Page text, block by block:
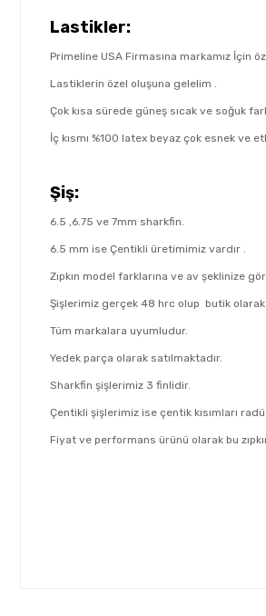
Lastikler:
Primeline USA Firmasına markamız
Lastiklerin özel oluşuna gelelim .
Çok kısa sürede güneş sıcak ve soğuk
İç kısmı %100 latex beyaz çok esnek ve
Şiş:
6.5 ,6.75 ve 7mm sharkfin.
6.5 mm ise Çentikli üretimimiz vardır .
Zıpkın model farklarına ve av şeklinize
Şişlerimiz gerçek 48 hrc olup butik
Tüm markalara uyumludur.
Yedek parça olarak satılmaktadır.
Sharkfin şişlerimiz 3 finlidir.
Çentikli şişlerimiz ise çentik kısımları
Fiyat ve performans ürünü olarak bu